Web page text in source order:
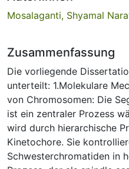
Mosalaganti, Shyamal
Zusammenfassung
Die vorliegende
unterteilt: 1.Molekulare
von Chromosomen: Die
ist ein zentraler Prozess
wird durch hierarchische
Kinetochore. Sie
Schwesterchromatiden in